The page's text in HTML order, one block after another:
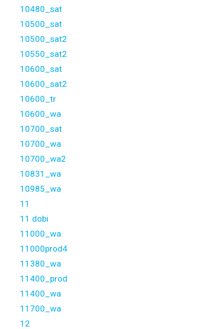
10480_sat
10500_sat
10500_sat2
10550_sat2
10600_sat
10600_sat2
10600_tr
10600_wa
10700_sat
10700_wa
10700_wa2
10831_wa
10985_wa
11
11 dobi
11000_wa
11000prod4
11380_wa
11400_prod
11400_wa
11700_wa
12